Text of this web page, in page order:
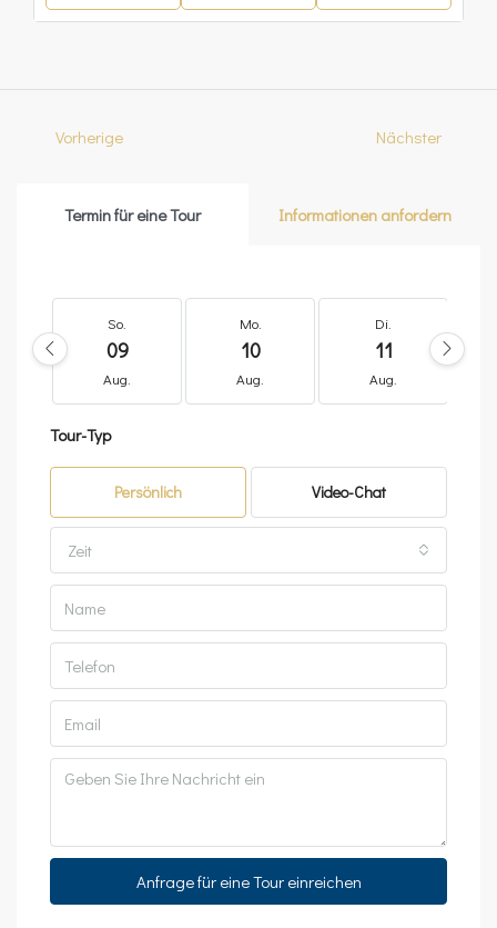
Vorherige Nächster
Termin für eine Tour Informationen anfordern
So.
09
Aug.
Mo.
10
Aug.
Di.
11
Aug.
Tour-Typ
Persönlich Video-Chat
Zeit
Anfrage für eine Tour einreichen